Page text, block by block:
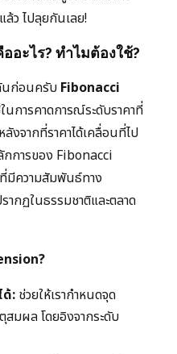
ว ไปลุยกันเลย!
อะไร? ทำไมต้องใช้?
นก่อนครับ Fibonacci
นการคาดการณ์ระดับราคาที่
ลังจากที่ราคาได้เคลื่อนที่ไป
การของ Fibonacci
มีความสัมพันธ์ทาง
กฏในธรรมชาติและตลาด
ด้: ช่วยให้เรากำหนดจุด
มผล โดยอิงจากระดับ